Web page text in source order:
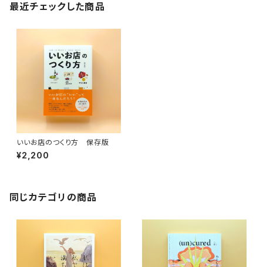
最近チェックした商品
いいお店のつくり方 保存版
¥2,200
同じカテゴリの商品